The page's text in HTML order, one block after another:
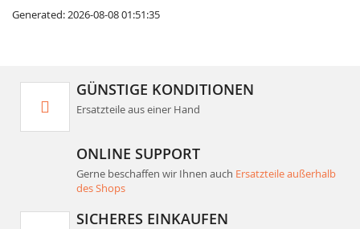
Generated: 2026-08-08 01:51:35
GÜNSTIGE KONDITIONEN
Ersatzteile aus einer Hand
ONLINE SUPPORT
Gerne beschaffen wir Ihnen auch Ersatzteile außerhalb
des Shops
SICHERES EINKAUFEN